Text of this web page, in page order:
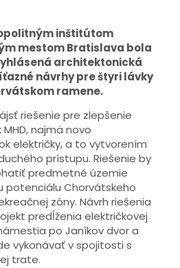
inštitútom
mestom Bratislava bola
architektonická
návrhy pre štyri lávky
ramene.
riešenie pre zlepšenie
najmä novo
električky, a to vytvorením
prístupu. Riešenie by
predmetné územie
potenciálu Chorvátskeho
zóny. Návrh riešenia
predĺženia električkovej
po Janíkov dvor a
vykonávať v spojitosti s
trate.